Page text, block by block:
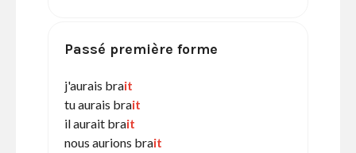
Passé première forme
j'aurais brait
tu aurais brait
il aurait brait
nous aurions brait